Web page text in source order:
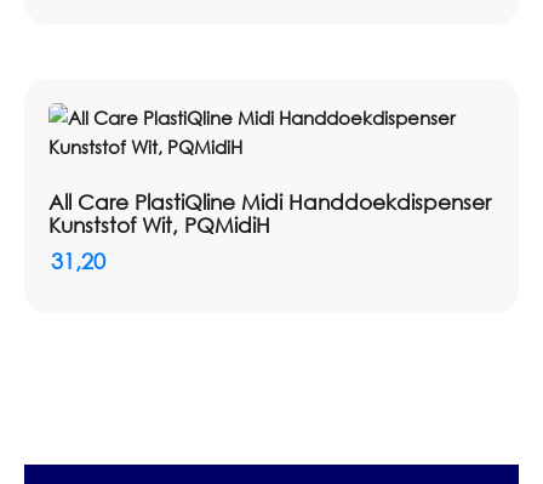
All Care PlastiQline Midi Handdoekdispenser
Kunststof Wit, PQMidiH
31,20